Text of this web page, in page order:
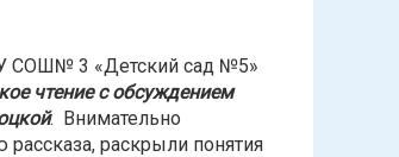
СОШ№ 3 «Детский сад №5»
чтение с обсуждением
. Внимательно
раскрыли понятия